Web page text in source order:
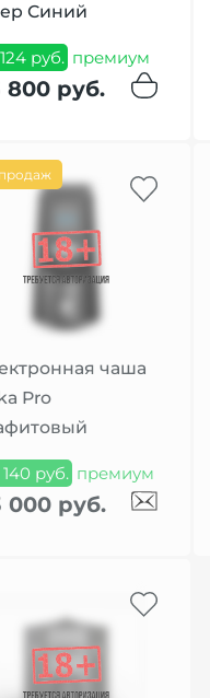
Синий
руб. премиум
800 руб.
чаша
Pro
руб. премиум
000 руб.